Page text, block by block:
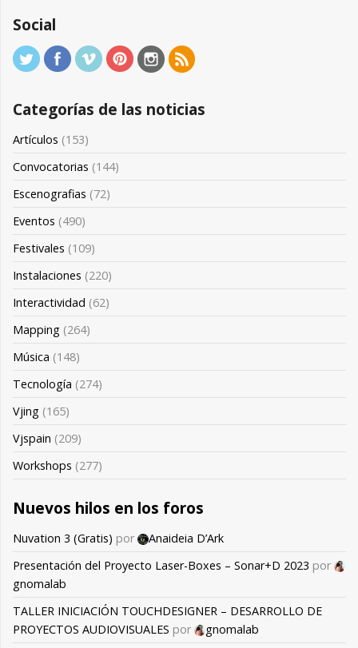
Social
Categorías de las noticias
Artículos (153)
Convocatorias (144)
Escenografias (72)
Eventos (490)
Festivales (109)
Instalaciones (220)
Interactividad (62)
Mapping (264)
Música (148)
Tecnología (274)
Vjing (165)
Vjspain (209)
Workshops (277)
Nuevos hilos en los foros
Nuvation 3 (Gratis) por
Anaideia D’Ark
Presentación del Proyecto Laser-Boxes – Sonar+D 2023 por
gnomalab
TALLER INICIACIÓN TOUCHDESIGNER – DESARROLLO DE
PROYECTOS AUDIOVISUALES por
gnomalab